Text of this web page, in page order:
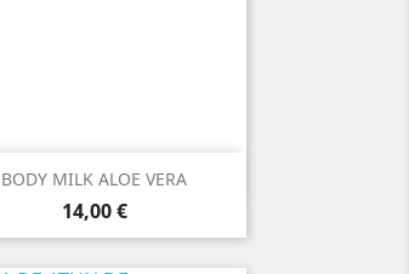
BODY MILK ALOE VERA
Precio
14,00 €
 Vista rápida